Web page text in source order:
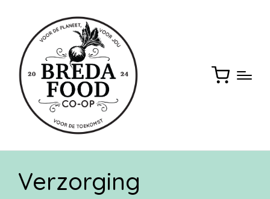
Verzorging